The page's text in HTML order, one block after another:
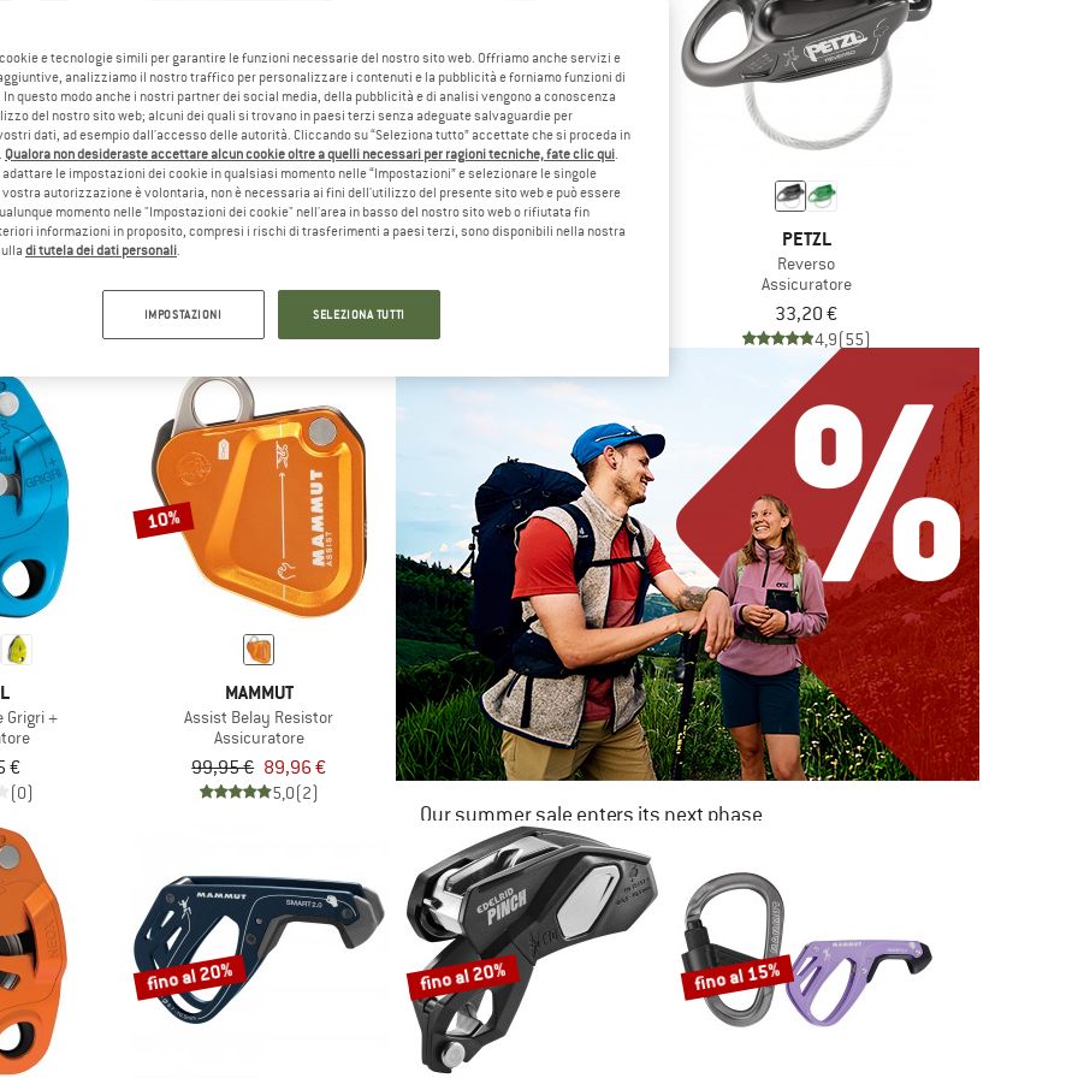
10%
PETZL
94,95 € 85,46 €
4,9(224)
30%
EDELRID PETZL
Reverso
Assicuratore
33,20 €
4,9(55)
Grigri +
€
(0)
10%
MAMMUT
Assist Belay Resistor
Assicuratore
99,95 € 89,96 €
5,0(2)
Our summer sale enters its next phase
NOW UP TO 50% OFF
TO THE SALE
fino al 20% fino al 20% fino al 15%
e tecnologie simili per garantire le funzioni necessarie del nostro sito web. Offriamo anche servizi e
analizziamo il nostro traffico per personalizzare i contenuti e la pubblicità e forniamo funzioni di
questo modo anche i nostri partner dei social media, della pubblicità e di analisi vengono a conoscenza
del nostro sito web; alcuni dei quali si trovano in paesi terzi senza adeguate salvaguardie per
dati, ad esempio dall'accesso delle autorità. Cliccando su “Seleziona tutto” accettate che si proceda in
Qualora non desideraste accettare alcun cookie oltre a quelli necessari per ragioni tecniche, fate clic qui.
adattare le impostazioni dei cookie in qualsiasi momento nelle “Impostazioni” e selezionare le singole
autorizzazione è volontaria, non è necessaria ai fini dell'utilizzo del presente sito web e può essere
momento nelle "Impostazioni dei cookie" nell'area in basso del nostro sito web o rifiutata fin
informazioni in proposito, compresi i rischi di trasferimenti a paesi terzi, sono disponibili nella nostra
di tutela dei dati personali.
IMPOSTAZIONI SELEZIONA TUTTI